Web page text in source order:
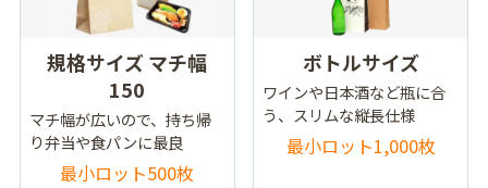
規格サイズ マチ幅
150
マチ幅が広いので、持ち帰
り弁当や食パンに最良
最小ロット500枚
ボトルサイズ
ワインや日本酒など瓶に合
う、スリムな縦長仕様
最小ロット1,000枚